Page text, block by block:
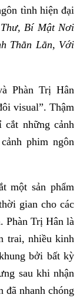
tình hiện đại
Thư, Bí Mật Nơi
Thằn Lằn, Với
Phàn Trị Hân
visual”. Thậm
những cảnh
phim ngôn
một sản phẩm
gian cho các
Phàn Trị Hân là
trai, nhiều kinh
bởi bất kỳ
sau khi nhận
nhanh chóng